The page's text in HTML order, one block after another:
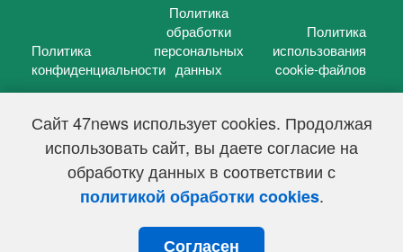
Сайт 47news использует cookies. Продолжая
использовать сайт, вы даете согласие на
обработку данных в соответствии с
политикой обработки cookies.
Согласен
Политика
конфиденциальности
Политика
обработки
персональных
данных
Политика
использования
cookie-файлов
47 новостей (47 news)2005 — 2026 г.
Свидетельство о регистрации СМИ Эл № ФС 77-39848, выдано
Федеральной службой по надзору в сфере связи,
информационных технологий и массовых коммуникаций